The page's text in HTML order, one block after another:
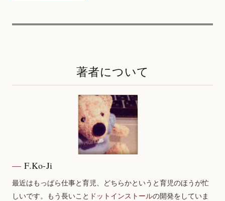
著者について
F.Ko-Ji
最近はもっぱら仕事と育児、どちらかというと育児のほうが忙
しいです。もう長いこと ドットインストールの開発をしていま